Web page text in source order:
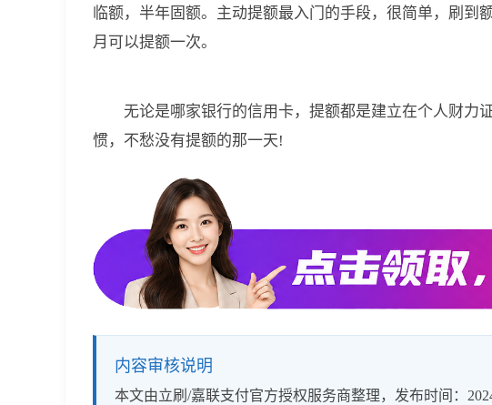
临额，半年固额。主动提额最入门的手段，很简单，刷到
月可以提额一次。
无论是哪家银行的信用卡，提额都是建立在个人财力
惯，不愁没有提额的那一天!
内容审核说明
本文由立刷/嘉联支付官方授权服务商整理，发布时间：